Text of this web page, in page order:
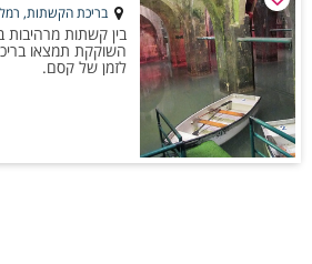
בריכת הקשתות,
בין קשתות
השוקקת תמצאו
לזמן של קסם.